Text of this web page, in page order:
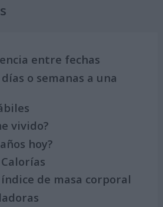
entre fechas
o semanas a una
vivido?
hoy?
de masa corporal